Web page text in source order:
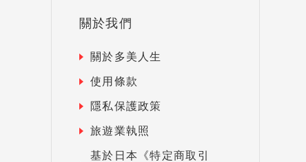
關於我們
關於多美人生
使用條款
隱私保護政策
旅遊業執照
基於日本《特定商取引